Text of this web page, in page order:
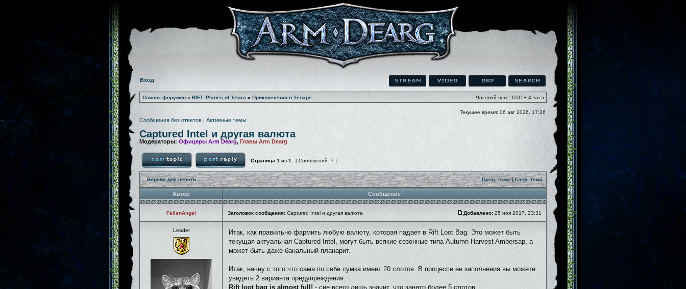
Вход
Список форумов » RIFT: Planes of Telara » Приключения в Теларе Часовой пояс: UTC + 4 часа
Текущее время: 06 авг 2026, 17:26
Сообщения без ответов | Активные темы
Captured Intel и другая валюта
Модераторы: Офицеры Arm Dearg, Главы Arm Dearg
Страница 1 из 1 [ Сообщений: 7 ]
Версия для печати Пред. тема|След. тема
Автор Сообщение
FallenAngel Заголовок сообщения: Captured Intel и другая валюта Добавлено: 25 ноя 2017, 23:31
Leader
Итак, как правильно фармить любую валюту, которая падает в Rift Loot Bag. Это может быть
текущая актуальная Captured Intel, могут быть всякие сезонные типа Autumn Harvest Ambersap, а
может быть даже банальный планарит.
Итак, начну с того что сама по себе сумка имеет 20 слотов. В процессе ее заполнения вы можете
увидеть 2 варианта предупреждения:
Rift loot bag is almost full! - сие всего лишь значит, что занято более 5 слотов